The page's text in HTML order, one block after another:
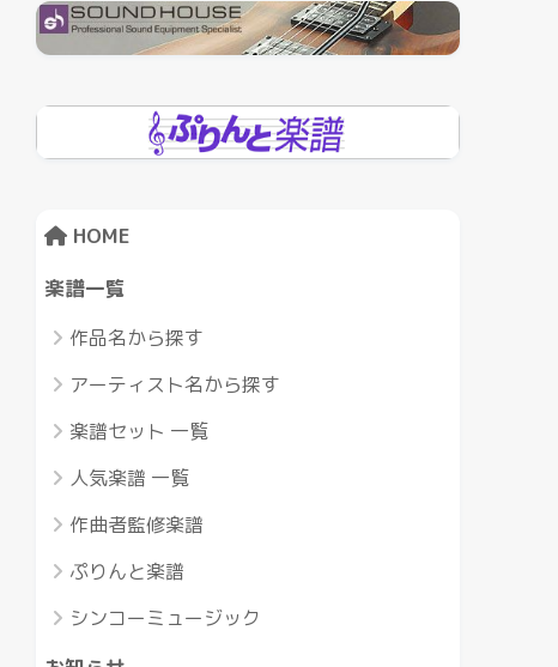
HOME
楽譜一覧
作品名から探す
アーティスト名から探す
楽譜セット 一覧
人気楽譜 一覧
作曲者監修楽譜
ぷりんと楽譜
シンコーミュージック